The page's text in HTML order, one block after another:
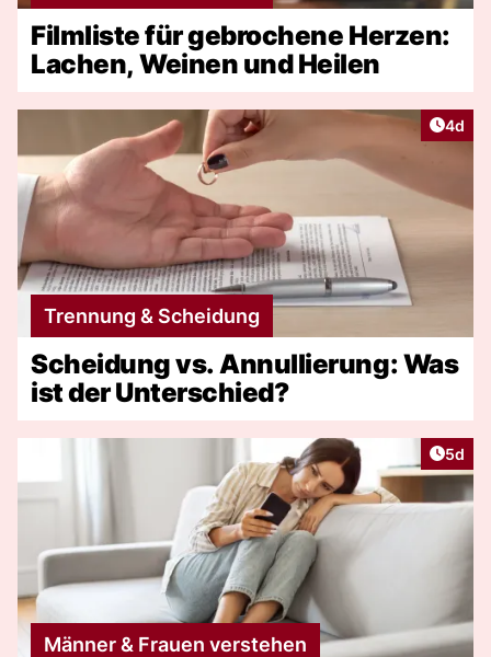
Filmliste für gebrochene Herzen:
Lachen, Weinen und Heilen
4d
Trennung & Scheidung
Scheidung vs. Annullierung: Was
ist der Unterschied?
5d
Männer & Frauen verstehen